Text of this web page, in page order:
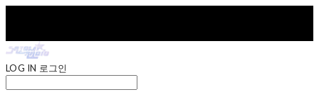
LOG IN 로그인